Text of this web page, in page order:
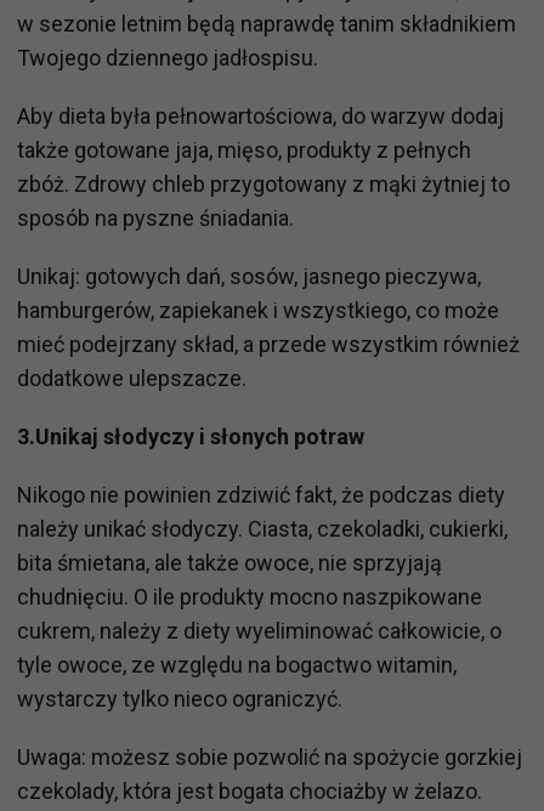
w sezonie letnim będą naprawdę tanim składnikiem
Twojego dziennego jadłospisu.
Aby dieta była pełnowartościowa, do warzyw dodaj
także gotowane jaja, mięso, produkty z pełnych
zbóż. Zdrowy chleb przygotowany z mąki żytniej to
sposób na pyszne śniadania.
Unikaj: gotowych dań, sosów, jasnego pieczywa,
hamburgerów, zapiekanek i wszystkiego, co może
mieć podejrzany skład, a przede wszystkim również
dodatkowe ulepszacze.
3.Unikaj słodyczy i słonych potraw
Nikogo nie powinien zdziwić fakt, że podczas diety
należy unikać słodyczy. Ciasta, czekoladki, cukierki,
bita śmietana, ale także owoce, nie sprzyjają
chudnięciu. O ile produkty mocno naszpikowane
cukrem, należy z diety wyeliminować całkowicie, o
tyle owoce, ze względu na bogactwo witamin,
wystarczy tylko nieco ograniczyć.
Uwaga: możesz sobie pozwolić na spożycie gorzkiej
czekolady, która jest bogata chociażby w żelazo.